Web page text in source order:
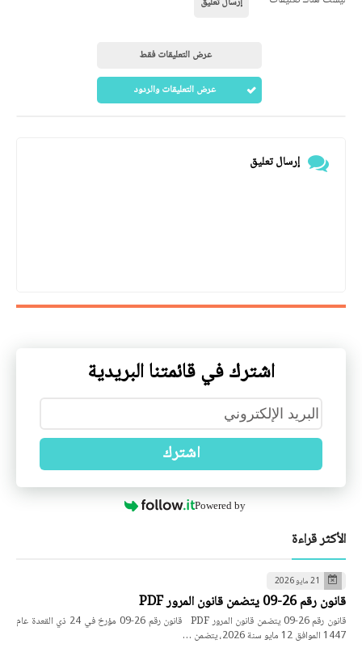
عرض التعليقات فقط
عرض التعليقات والردود
إرسال تعليق
اشترك في قائمتنا البريدية
اشترك
Powered by
الأكثر قراءة
21 مايو 2026
قانون رقم 26-09 يتضمن قانون المرور PDF
قانون رقم 26-09 يتضمن قانون المرور PDF قانون رقم 26-09 مؤرخ في 24 ذي القعدة عام
1447 الموافق 12 مايو سنة 2026، يتضمن …